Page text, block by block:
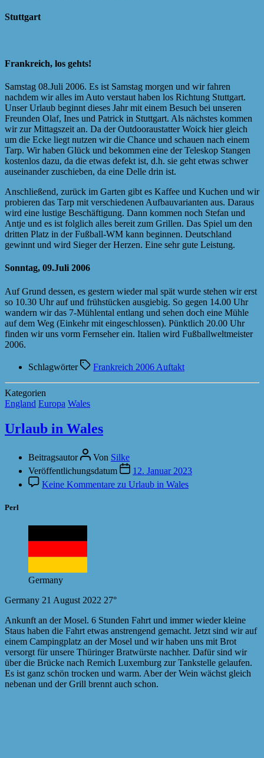
Stuttgart
Frankreich, los gehts!
Samstag 08.Juli 2006. Es ist Samstag morgen und wir fahren
nachdem wir alles im Auto verstaut haben los Richtung Stuttgart.
Unser Urlaub beginnt dieses Jahr mit einem Besuch bei unseren
Freunden Olaf, Ines und Patrick in Stuttgart. Als nächstes kommen
wir zur Mittagszeit an. Da der Outdooraustatter Woick hier gleich
um die Ecke liegt nutzen wir die Chance und schauen nach einem
Tarp. Wir haben Glück und bekommen eine der Teleskop Stangen
kostenlos dazu, da die etwas defekt ist, d.h. sie geht etwas schwer
auseinander zuschieben, da eine Delle drin ist.
Anschließend, zurück im Garten gibt es Kaffee und Kuchen und wir
probieren das Tarp mit verschiedenen Aufbauvarianten aus. Daraus
wird eine lustige Beschäftigung. Dann kommen noch Stefan und
Antje und es ist folglich alles bereit zum Grillen. Das Spiel um den
dritten Platz in der Fußball-WM kann beginnen. Deutschland
gewinnt und wird Sieger der Herzen. Eine sehr gute Leistung.
Sonntag, 09.Juli 2006
Auf Grund dessen, es gestern wieder mal spät wurde stehen wir erst
so 10.30 Uhr auf und frühstücken ausgiebig. So gegen 14.00 Uhr
wandern wir das 7-Mühlental entlang und sehen doch eine Mühle
auf dem Weg (Einkehr mit eingeschlossen). Pünktlich 20.00 Uhr
finden wir uns vorm Fernseher ein. Italien wird Fußballweltmeister
2006.
Schlagwörter Frankreich 2006 Auftakt
Kategorien
England Europa Wales
Urlaub in Wales
Beitragsautor Von Silke
Veröffentlichungsdatum
12. Januar 2023
Keine Kommentare zu Urlaub in Wales
Perl
Germany
Germany 21 August 2022 27°
Ankunft an der Mosel. 6 Stunden Fahrt und immer wieder kleine
Staus haben die Fahrt etwas anstrengend gemacht. Jetzt sind wir auf
einem Campingplatz an der Mosel und wir haben uns mit Brot
versorgt für unsere Thüringer Bratwürste nachher. Dafür sind wir
über die Brücke nach Remich Luxemburg zur Tankstelle gelaufen.
Es ist ganz schön trocken und warm. Aber der Wein wächst gleich
nebenan und der Grill brennt auch schon.